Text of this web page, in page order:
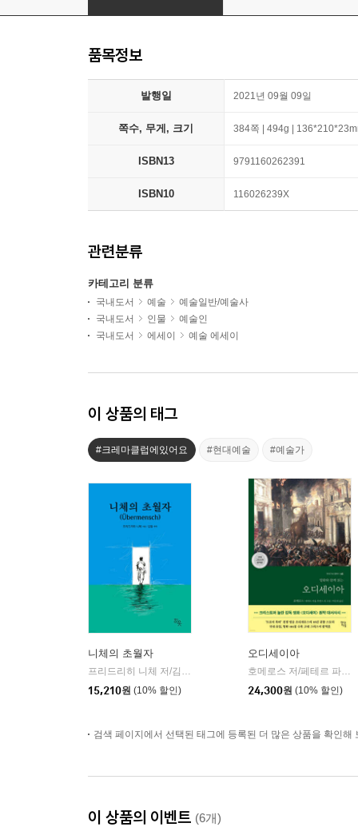
품목정보
발행일 2021년 09월 09일
쪽수, 무게, 크기 384쪽 | 494g |
ISBN13 9791160262391
ISBN10 116026239X
관련분류
카테고리 분류
국내도서 예술
예술일반/예술사
국내도서
인물
예술인
국내도서
에세이 예술 에세이
이 상품의 태그
#크레마클럽에있어요 #현대예술 #예술가
니체의 초월자
프리드리히 니체 저/김철 편역
15,210원 (10% 할인)
오디세이아
호메로스 저/페테르 파울 루벤스 그림/박문재 역
24,300원 (10% 할인)
검색 페이지에서 선택된 태그에 등록된 더 많은 상품을 확인해
이 상품의 이벤트 (6개)